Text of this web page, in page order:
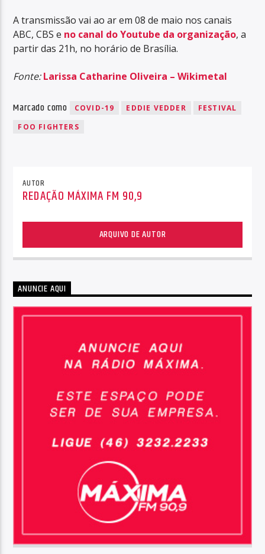
A transmissão vai ao ar em 08 de maio nos canais
ABC, CBS e no canal do Youtube da organização, a
partir das 21h, no horário de Brasília.
Fonte:Larissa Catharine Oliveira – Wikimetal
Marcado como COVID-19 EDDIE VEDDER
FESTIVAL
FOO FIGHTERS
AUTOR
REDAÇÃO MÁXIMA FM 90,9
ARQUIVO DE AUTOR
ANUNCIE AQUI